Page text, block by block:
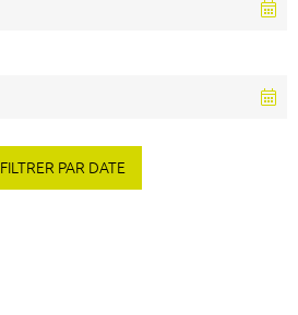
FILTRER PAR DATE